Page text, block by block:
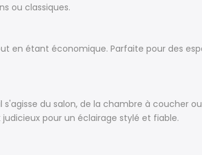
ou classiques.
en étant économique. Parfaite pour des
du salon, de la chambre à coucher
pour un éclairage stylé et fiable.